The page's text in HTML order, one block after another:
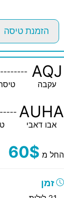
הזמנת טיסה
AQJ
עקבה
AUHA
אבו דאבי
החל מ 60$
זמן